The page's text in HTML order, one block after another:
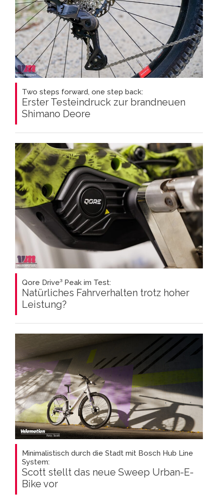
Two steps forward, one step back:
Erster Testeindruck zur brandneuen
Shimano Deore
Qore Drive³ Peak im Test:
Natürliches Fahrverhalten trotz hoher
Leistung?
Minimalistisch durch die Stadt mit Bosch Hub Line
System:
Scott stellt das neue Sweep Urban-E-
Bike vor